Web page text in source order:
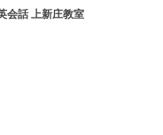
会話 上新庄教室